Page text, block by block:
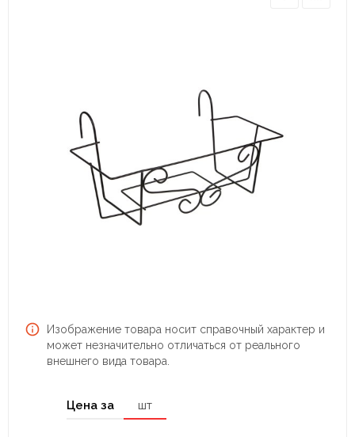
Изображение товара носит справочный характер и
может незначительно отличаться от реального
внешнего вида товара.
Цена за шт